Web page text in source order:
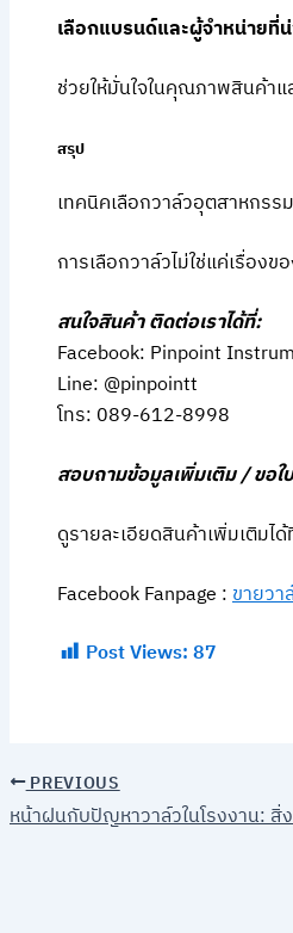
เลือกแบรนด์และผู้จำหน่ายที่
ช่วยให้มั่นใจในคุณภาพสินค้า
สรุป
เทคนิคเลือกวาล์วอุตสาหกร
การเลือกวาล์วไม่ใช่แค่เรื่อง
สนใจสินค้า ติดต่อเราได้ที่:
Facebook: Pinpoint
Line: @pinpointt
โทร: 089-612-8998
สอบถามข้อมูลเพิ่มเติม / ขอใ
ดูรายละเอียดสินค้าเพิ่มเติมได้
Facebook Fanpage :ขายวา
Post Views:87
PREVIOUS
หน้าฝนกับปัญหาวาล์วในโรงงาน: